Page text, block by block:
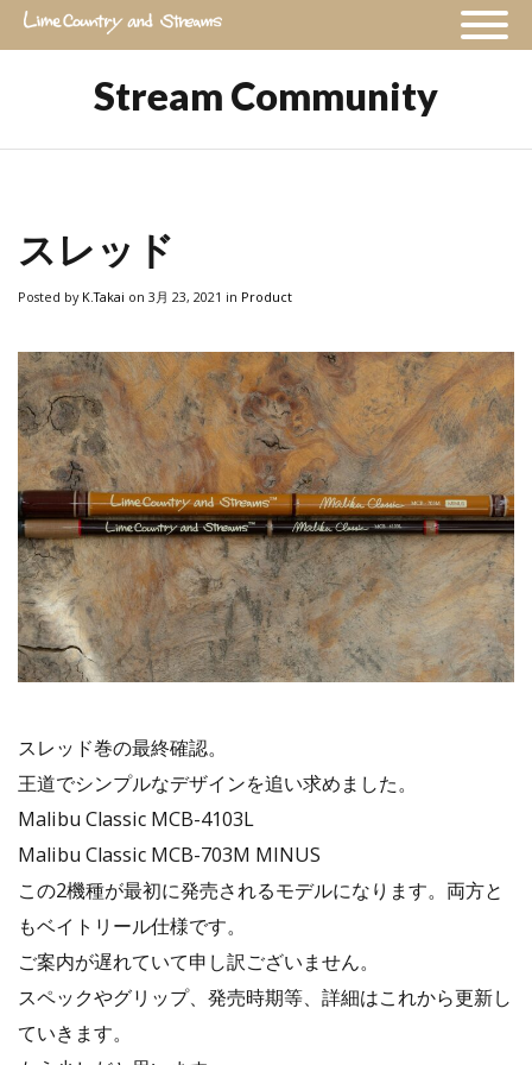
Stream Community
スレッド
Posted by K.Takai on 3月 23, 2021 in Product
スレッド巻の最終確認。
王道でシンプルなデザインを追い求めました。
Malibu Classic MCB-4103L
Malibu Classic MCB-703M MINUS
この2機種が最初に発売されるモデルになります。両方と
もベイトリール仕様です。
ご案内が遅れていて申し訳ございません。
スペックやグリップ、発売時期等、詳細はこれから更新し
ていきます。